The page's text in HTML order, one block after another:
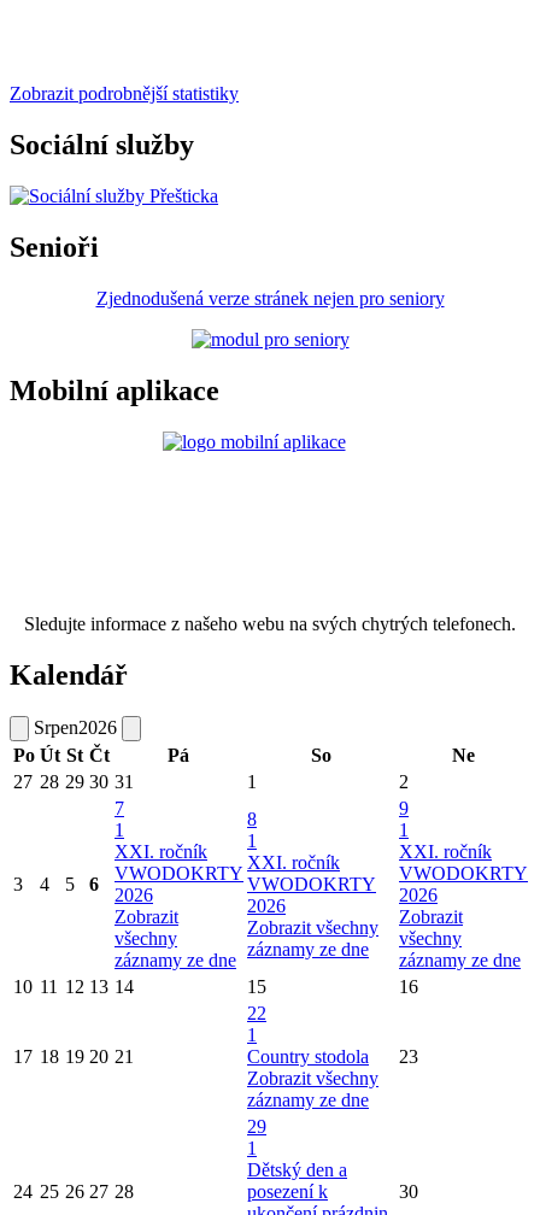
Zobrazit podrobnější statistiky
Sociální služby
Senioři
Zjednodušená verze stránek nejen pro seniory
Mobilní aplikace
Sledujte informace z našeho webu na svých chytrých telefonech.
Kalendář
Srpen2026
Po Út St Čt Pá So
Ne
27 28 29 30 31 1 2
3 4 5 6
7
1
XXI. ročník
VWODOKRTY
2026
Zobrazit
všechny
záznamy ze dne
8
1
XXI. ročník
VWODOKRTY
2026
Zobrazit všechny
záznamy ze dne
9
1
XXI. ročník
VWODOKRTY
2026
Zobrazit
všechny
záznamy ze dne
10 11 12 13 14 15 16
17 18 19 20 21
22
1
Country stodola
Zobrazit všechny
záznamy ze dne
23
24 25 26 27 28
29
1
Dětský den a
posezení k
30